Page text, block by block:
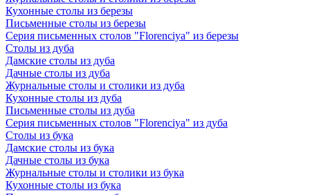
Кухонные столы из березы
Письменные столы из березы
Серия письменных столов "Florenciya" из березы
Столы из дуба
Дамские столы из дуба
Дачные столы из дуба
Журнальные столы и столики из дуба
Кухонные столы из дуба
Письменные столы из дуба
Серия письменных столов "Florenciya" из дуба
Столы из бука
Дамские столы из бука
Дачные столы из бука
Журнальные столы и столики из бука
Кухонные столы из бука